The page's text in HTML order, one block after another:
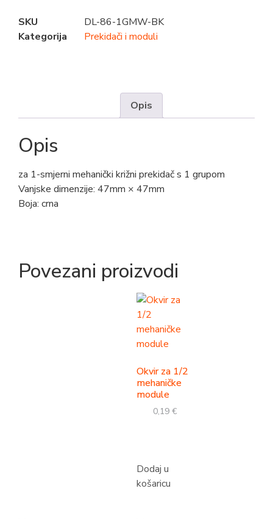
SKU
DL-86-1GMW-BK
Kategorija
Prekidači i moduli
Opis
Opis
za 1-smjerni mehanički križni prekidač s 1 grupom
Vanjske dimenzije: 47mm × 47mm
Boja: crna
Povezani proizvodi
Okvir za 1/2
mehaničke
module
0,19€
Dodaj u
košaricu